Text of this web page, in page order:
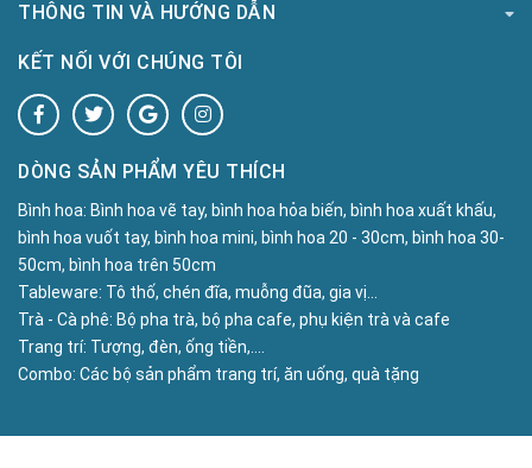
THÔNG TIN VÀ HƯỚNG DẪN
KẾT NỐI VỚI CHÚNG TÔI
DÒNG SẢN PHẨM YÊU THÍCH
Bình hoa: Bình hoa vẽ tay, bình hoa hỏa biến, bình hoa xuất khấu,
bình hoa vuốt tay, bình hoa mini, bình hoa 20 - 30cm, bình hoa 30-
50cm, bình hoa trên 50cm
Tableware: Tô thố, chén đĩa, muỗng đũa, gia vị...
Trà - Cà phê: Bộ pha trà, bộ pha cafe, phụ kiện trà và cafe
Trang trí: Tượng, đèn, ống tiền,....
Combo: Các bộ sản phẩm trang trí, ăn uống, quà tặng